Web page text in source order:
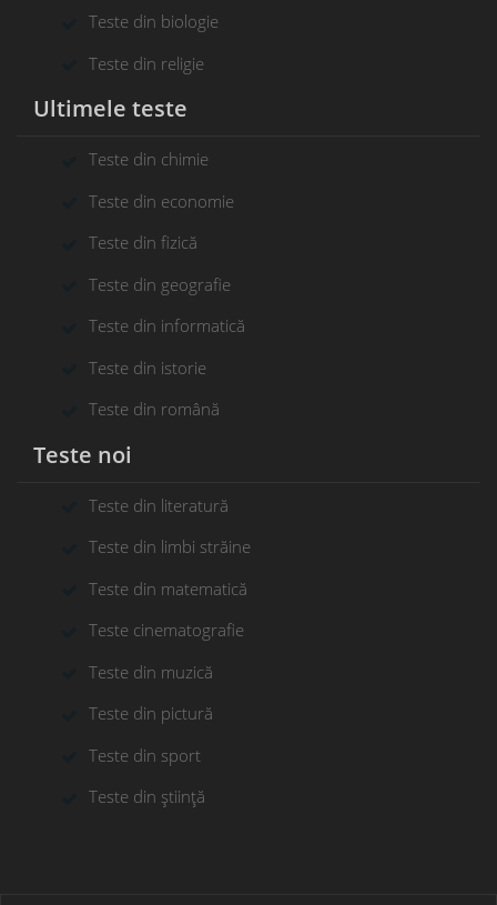
Teste din biologie
Teste din religie
Ultimele teste
Teste din chimie
Teste din economie
Teste din fizică
Teste din geografie
Teste din informatică
Teste din istorie
Teste din română
Teste noi
Teste din literatură
Teste din limbi străine
Teste din matematică
Teste cinematografie
Teste din muzică
Teste din pictură
Teste din sport
Teste din știință